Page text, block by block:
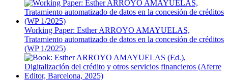
Working Paper: Esther ARROYO AMAYUELAS,
Tratamiento automatizado de datos en la concesión de créditos
(WP 1/2025)